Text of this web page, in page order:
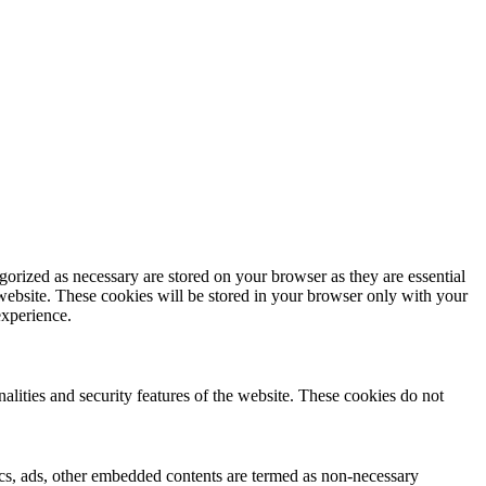
as necessary are stored on your browser as they are essential
These cookies will be stored in your browser only with your
and security features of the website. These cookies do not
other embedded contents are termed as non-necessary